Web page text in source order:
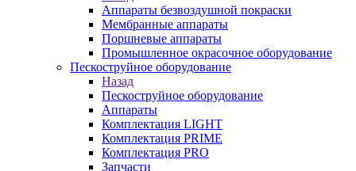
Аппараты безвоздушной покраски
Мембранные аппараты
Поршневые аппараты
Промышленное окрасочное оборудование
Пескоструйное оборудование
Назад
Пескоструйное оборудование
Аппараты
Комплектация LIGHT
Комплектация PRIME
Комплектация PRO
Запчасти